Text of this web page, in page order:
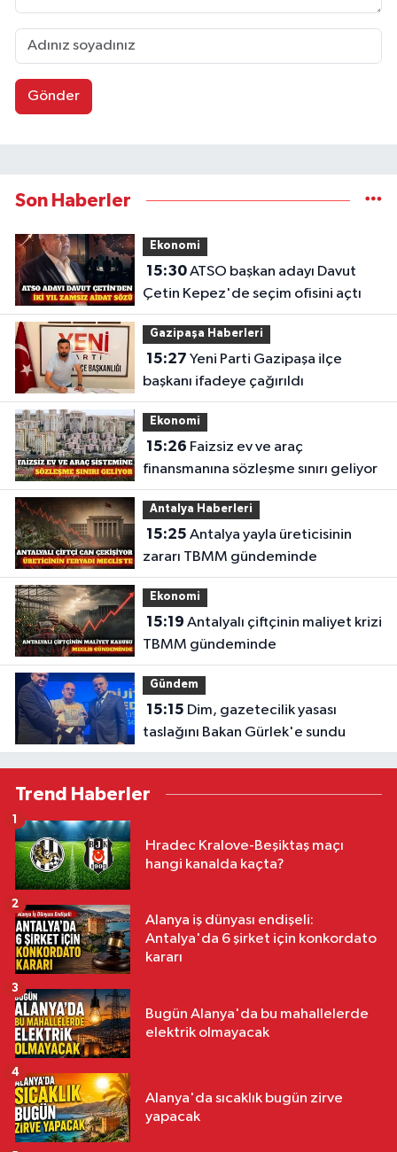
Gönder
Son Haberler
Ekonomi
15:30ATSO başkan adayı Davut
Çetin Kepez'de seçim ofisini açtı
Gazipaşa Haberleri
15:27
başkanı ifadeye çağırıldı
Ekonomi
15:26
finansmanına sözleşme sınırı geliyor
Antalya Haberleri
15:25
zararı TBMM gündeminde
Ekonomi
15:19
TBMM gündeminde
Gündem
15:15
taslağını Bakan Gürlek'e sundu
Trend Haberler
Hradec Kralove-Beşiktaş maçı
hangi kanalda kaçta?
1
Alanya iş dünyası endişeli:
Antalya'da 6 şirket için konkordato
kararı
2
Bugün Alanya'da bu mahallelerde
elektrik olmayacak
3
Alanya'da sıcaklık bugün zirve
yapacak
4